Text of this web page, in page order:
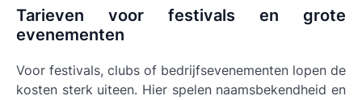
Tarieven voor festivals en grote
evenementen
Voor festivals, clubs of bedrijfsevenementen lopen de
kosten sterk uiteen. Hier spelen naamsbekendheid en